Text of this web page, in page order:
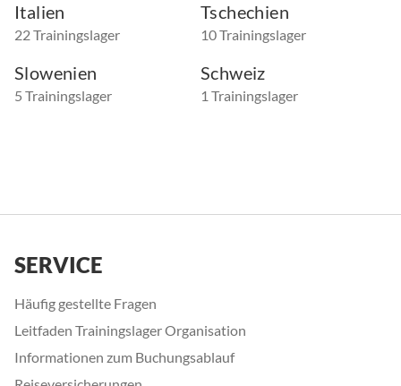
Italien
22 Trainingslager
Tschechien
10 Trainingslager
Slowenien
5 Trainingslager
Schweiz
1 Trainingslager
SERVICE
Häufig gestellte Fragen
Leitfaden Trainingslager Organisation
Informationen zum Buchungsablauf